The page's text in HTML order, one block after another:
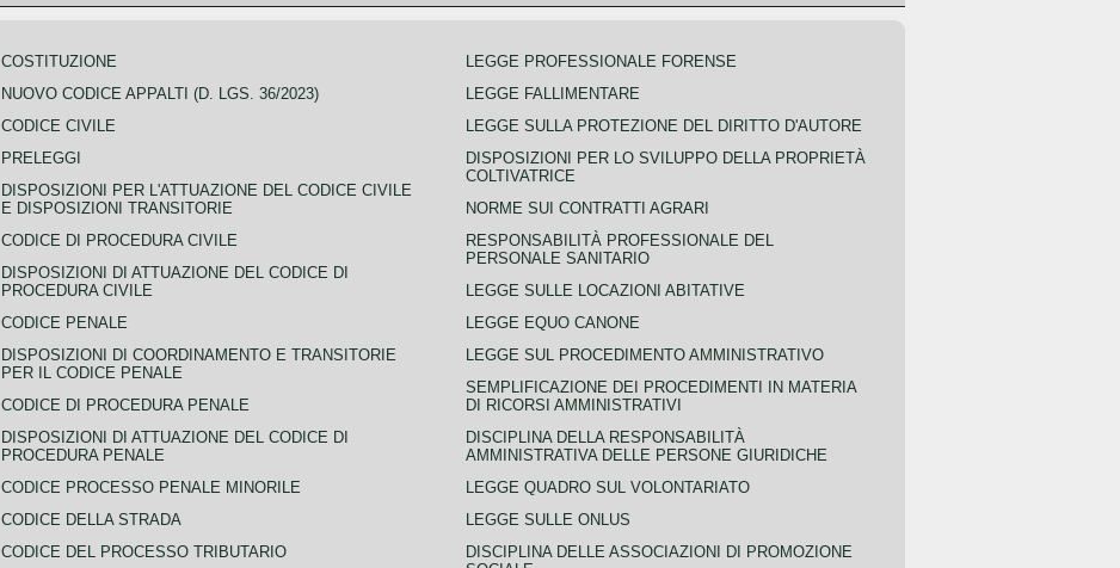
COSTITUZIONE
NUOVO CODICE APPALTI (D. LGS. 36/2023)
CODICE CIVILE
PRELEGGI
DISPOSIZIONI PER L'ATTUAZIONE DEL CODICE CIVILE
E DISPOSIZIONI TRANSITORIE
CODICE DI PROCEDURA CIVILE
DISPOSIZIONI DI ATTUAZIONE DEL CODICE DI
PROCEDURA CIVILE
CODICE PENALE
DISPOSIZIONI DI COORDINAMENTO E TRANSITORIE
PER IL CODICE PENALE
CODICE DI PROCEDURA PENALE
DISPOSIZIONI DI ATTUAZIONE DEL CODICE DI
PROCEDURA PENALE
CODICE PROCESSO PENALE MINORILE
CODICE DELLA STRADA
CODICE DEL PROCESSO TRIBUTARIO
LEGGE PROFESSIONALE FORENSE
LEGGE FALLIMENTARE
LEGGE SULLA PROTEZIONE DEL DIRITTO D'AUTORE
DISPOSIZIONI PER LO SVILUPPO DELLA PROPRIETÀ
COLTIVATRICE
NORME SUI CONTRATTI AGRARI
RESPONSABILITÀ PROFESSIONALE DEL
PERSONALE SANITARIO
LEGGE SULLE LOCAZIONI ABITATIVE
LEGGE EQUO CANONE
LEGGE SUL PROCEDIMENTO AMMINISTRATIVO
SEMPLIFICAZIONE DEI PROCEDIMENTI IN MATERIA
DI RICORSI AMMINISTRATIVI
DISCIPLINA DELLA RESPONSABILITÀ
AMMINISTRATIVA DELLE PERSONE GIURIDICHE
LEGGE QUADRO SUL VOLONTARIATO
LEGGE SULLE ONLUS
DISCIPLINA DELLE ASSOCIAZIONI DI PROMOZIONE